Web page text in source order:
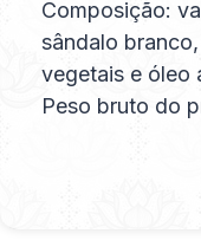
Composição:
sândalo
vegetais e óleo
Peso bruto do